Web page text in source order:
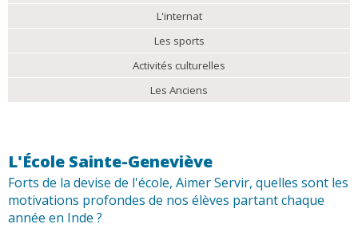
L'internat
Les sports
Activités culturelles
Les Anciens
L'École Sainte-Geneviève
Forts de la devise de l'école, Aimer Servir, quelles sont les
motivations profondes de nos élèves partant chaque
année en Inde ?